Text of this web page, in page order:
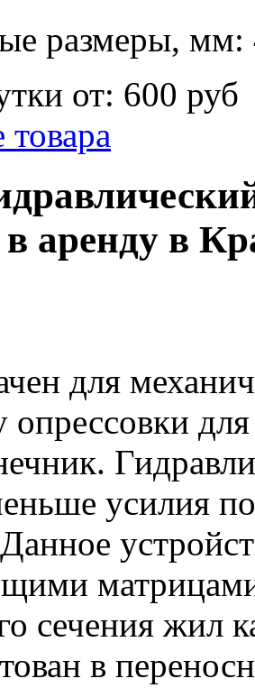
размеры,
от: 600 руб
аренду в
для
усилия
сечения жил
в